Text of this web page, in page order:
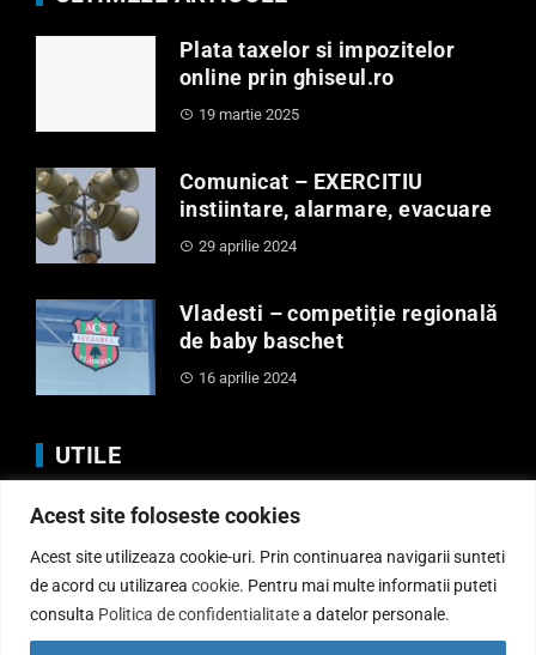
Acest site foloseste cookies
Acest site utilizeaza cookie-uri. Prin continuarea navigarii sunteti
de acord cu utilizarea cookie. Pentru mai multe informatii puteti
consulta Politica de confidentialitatea datelor personale.
Plata taxelor si impozitelor
online prin ghiseul.ro
19 martie 2025
Comunicat – EXERCITIU
instiintare, alarmare, evacuare
29 aprilie 2024
Vladesti – competiție regională
de baby baschet
16 aprilie 2024
UTILE
Anunturi
Regulamente
Politica de Cookies
Politică de confidențialitate